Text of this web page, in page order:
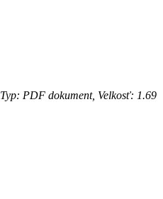
Typ: PDF dokument, Velkosť: 1.69